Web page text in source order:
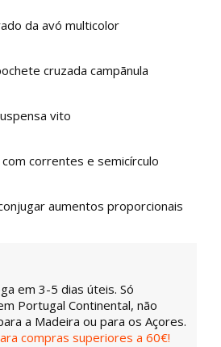
da avó multicolor
cruzada campãnula
vito
correntes e semicírculo
aumentos proporcionais
em 3-5 dias úteis. Só
Portugal Continental, não
a Madeira ou para os Açores.
compras superiores a 60€!